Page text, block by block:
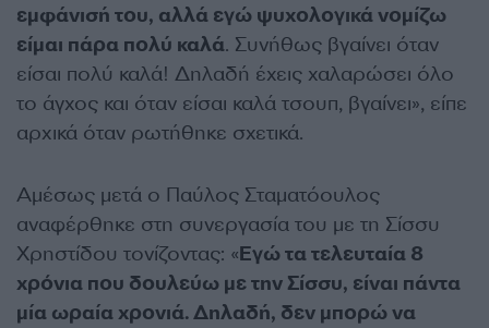
εμφάνισή του, αλλά εγώ ψυχολογικά νομίζω
είμαι πάρα πολύ καλά. Συνήθως βγαίνει όταν
είσαι πολύ καλά! Δηλαδή έχεις χαλαρώσει όλο
το άγχος και όταν είσαι καλά τσουπ, βγαίνει», είπε
αρχικά όταν ρωτήθηκε σχετικά.
Αμέσως μετά ο Παύλος Σταματόουλος
αναφέρθηκε στη συνεργασία του με τη Σίσσυ
Χρηστίδου τονίζοντας: «Εγώ τα τελευταία 8
χρόνια που δουλεύω με την Σίσσυ, είναι πάντα
μία ωραία χρονιά. Δηλαδή, δεν μπορώ να